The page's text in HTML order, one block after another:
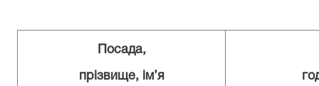
Посада,
прізвище, ім’я